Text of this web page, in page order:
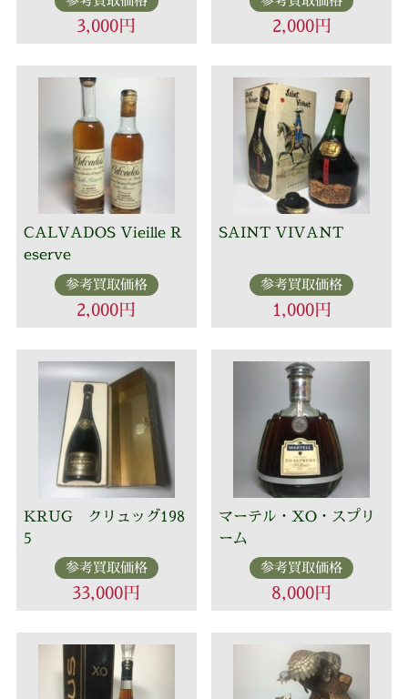
3,000円 2,000円
CALVADOS Vieille R
eserve
参考買取価格
2,000円
SAINT VIVANT
参考買取価格
1,000円
KRUG クリュッグ198
5
参考買取価格
33,000円
マーテル・XO・スプリ
ーム
参考買取価格
8,000円